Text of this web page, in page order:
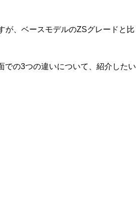
が、ベースモデルのZSグレードと比
での3つの違いについて、紹介したい